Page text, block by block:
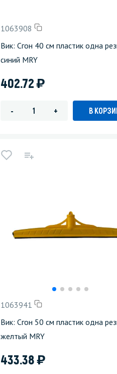
1063908
Вик: Сгон 40 см пластик одна
синий MRY
402.72)
- + В
1063941
Вик: Сгон 50 см пластик одна
желтый MRY
433.38)